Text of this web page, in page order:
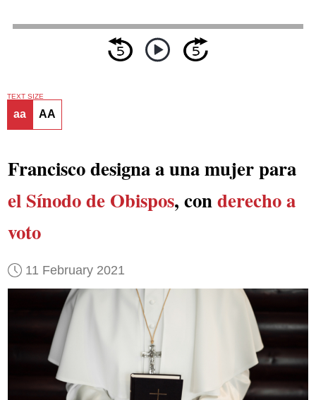
TEXT SIZE
aa AA
Francisco designa a una mujer para
el Sínodo de Obispos, conderecho a
voto
11 February 2021